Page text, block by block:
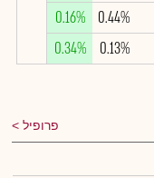
0.44%
0.16%
0.13%
0.34%
פרופיל